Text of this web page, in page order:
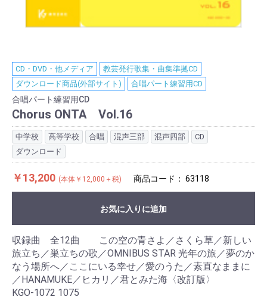
CD・DVD・他メディア
教芸発行歌集・曲集準拠CD
ダウンロード商品(外部サイト)
合唱パート練習用CD
合唱パート練習用CD
Chorus ONTA Vol.16
中学校 高等学校 合唱 混声三部 混声四部
CD
ダウンロード
￥13,200 (本体￥12,000＋税) 商品コード： 63118
お気に入りに追加
収録曲 全12曲 この空の青さよ／さくら草／新しい
旅立ち／巣立ちの歌／OMNIBUS STAR 光年の旅／夢のか
なう場所へ／ここにいる幸せ／愛のうた／素直なままに
／HANAMUKE／ヒカリ／君とみた海〈改訂版〉
KGO-1072 1075